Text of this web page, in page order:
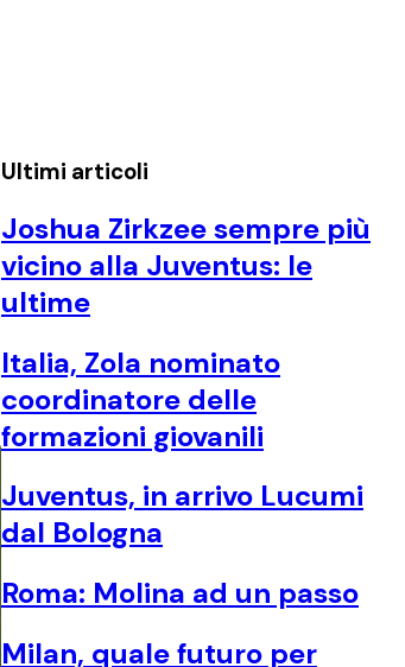
Ultimi articoli
Joshua Zirkzee sempre più
vicino alla Juventus: le
ultime
Italia, Zola nominato
coordinatore delle
formazioni giovanili
Juventus, in arrivo Lucumi
dal Bologna
Roma: Molina ad un passo
Milan, quale futuro per